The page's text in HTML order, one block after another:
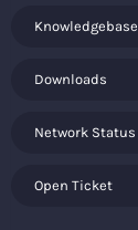
Knowledgebase
Downloads
Network Status
Open Ticket